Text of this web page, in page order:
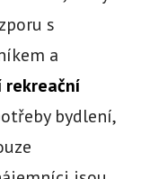
s
a
rekreační
bydlení,